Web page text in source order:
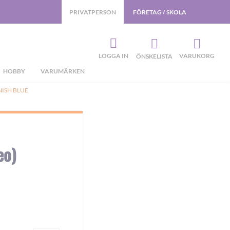
HOBBY VARUMÄRKEN
PRIVATPERSON FÖRETAG / SKOLA
LOGGA IN ÖNSKELISTA VARUKORG
BLUE